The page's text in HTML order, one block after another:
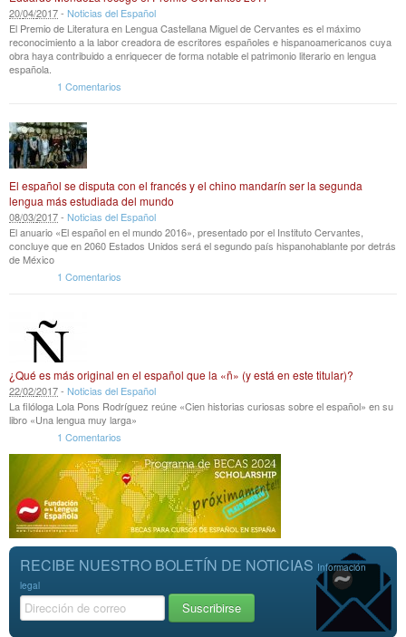
20/04/2017- Noticias del Español
El Premio de Literatura en Lengua Castellana Miguel de Cervantes es el máximo
reconocimiento a la labor creadora de escritores españoles e hispanoamericanos cuya
obra haya contribuido a enriquecer de forma notable el patrimonio literario en lengua
española.
1 Comentarios
El español se disputa con el francés y el chino mandarín ser la segunda
lengua más estudiada del mundo
08/03/2017- Noticias del Español
El anuario «El español en el mundo 2016», presentado por el Instituto Cervantes,
concluye que en 2060 Estados Unidos será el segundo país hispanohablante por detrás
de México
1 Comentarios
¿Qué es más original en el español que la «ñ» (y está en este titular)?
22/02/2017- Noticias del Español
La filóloga Lola Pons Rodríguez reúne «Cien historias curiosas sobre el español» en su
libro «Una lengua muy larga»
1 Comentarios
RECIBE NUESTRO BOLETÍN DE NOTICIAS Información
legal